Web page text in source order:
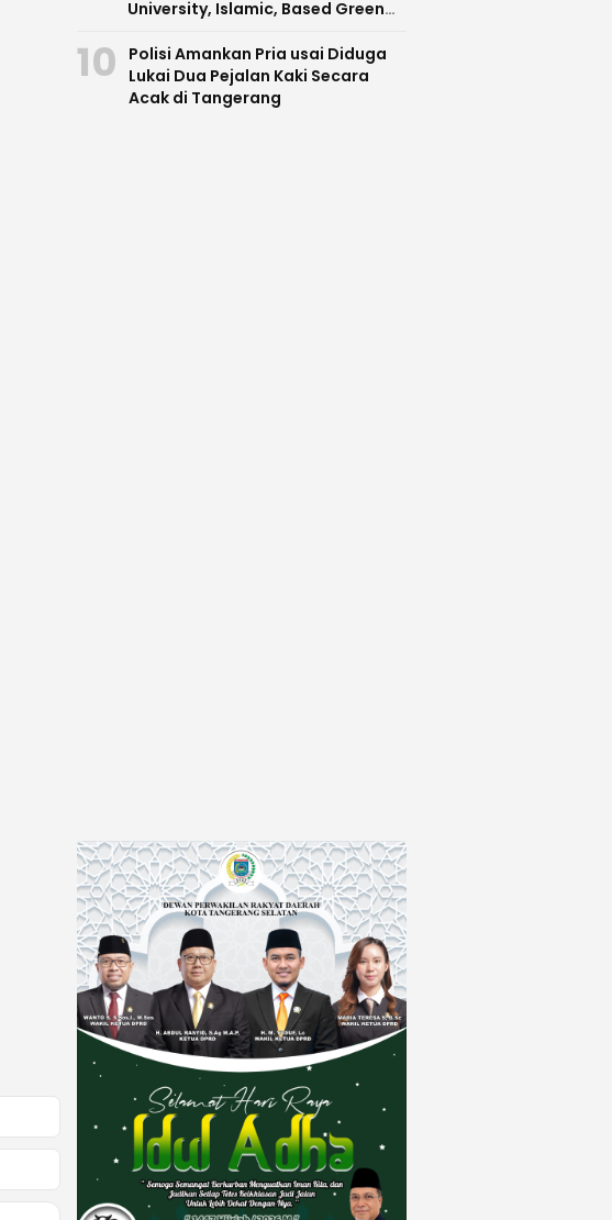
University, Islamic, Based Green
Unggul di Banten
10
Polisi Amankan Pria usai Diduga
Lukai Dua Pejalan Kaki Secara
Acak di Tangerang